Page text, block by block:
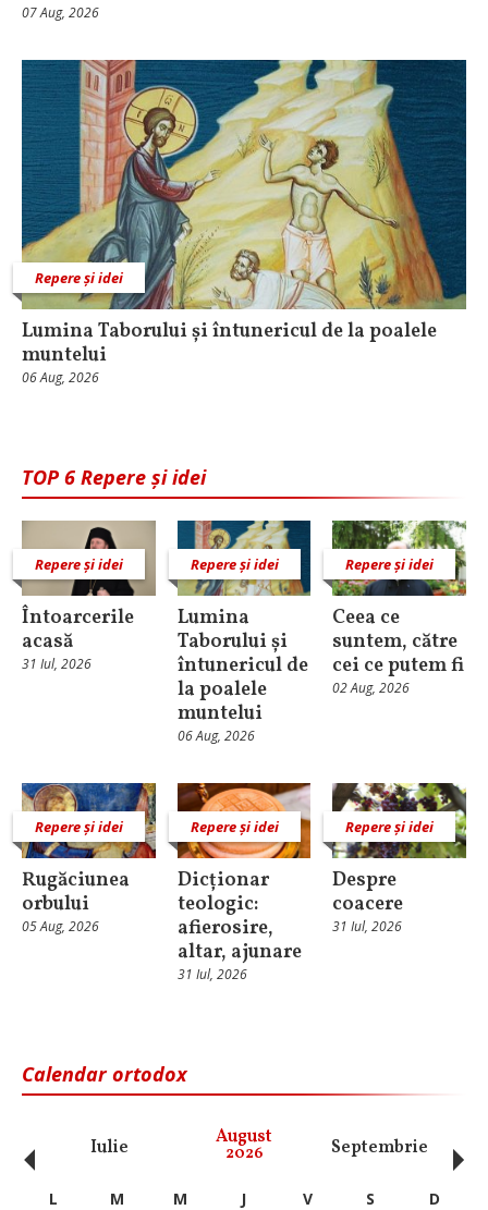
07 Aug, 2026
Repere și idei
Lumina Taborului și întunericul de la poalele
muntelui
06 Aug, 2026
TOP 6 Repere și idei
Repere și idei
Întoarcerile
acasă
31 Iul, 2026
Repere și idei
Lumina
Taborului și
întunericul de
la poalele
muntelui
06 Aug, 2026
Repere și idei
Ceea ce
suntem, către
cei ce putem fi
02 Aug, 2026
Repere și idei
Rugăciunea
orbului
05 Aug, 2026
Repere și idei
Dicționar
teologic:
afierosire,
altar, ajunare
31 Iul, 2026
Repere și idei
Despre
coacere
31 Iul, 2026
Calendar ortodox
Iulie August
2026 Septembrie
‹ L M M J V S
D